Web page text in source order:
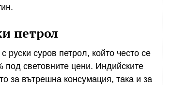
петрол
суров петрол, който често се
под световните цени. Индийските
за вътрешна консумация, така и за